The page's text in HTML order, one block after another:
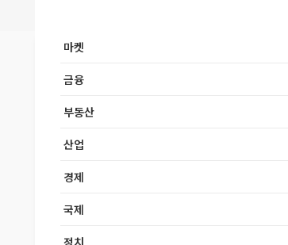
마켓
금융
부동산
산업
경제
국제
정치